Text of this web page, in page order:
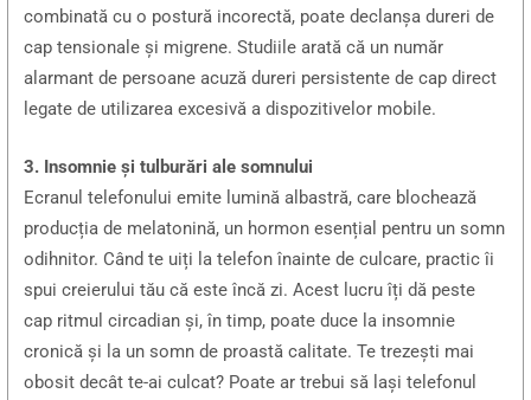
combinată cu o postură incorectă, poate declanșa dureri de
cap tensionale și migrene. Studiile arată că un număr
alarmant de persoane acuză dureri persistente de cap direct
legate de utilizarea excesivă a dispozitivelor mobile.
3. Insomnie și tulburări ale somnului
Ecranul telefonului emite lumină albastră, care blochează
producția de melatonină, un hormon esențial pentru un somn
odihnitor. Când te uiți la telefon înainte de culcare, practic îi
spui creierului tău că este încă zi. Acest lucru îți dă peste
cap ritmul circadian și, în timp, poate duce la insomnie
cronică și la un somn de proastă calitate. Te trezești mai
obosit decât te-ai culcat? Poate ar trebui să lași telefonul